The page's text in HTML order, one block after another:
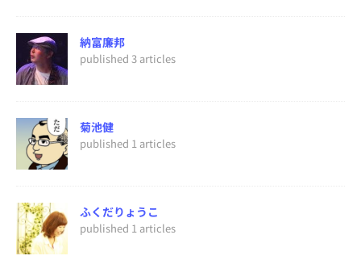
納富廉邦
published 3 articles
菊池健
published 1 articles
ふくだりょうこ
published 1 articles